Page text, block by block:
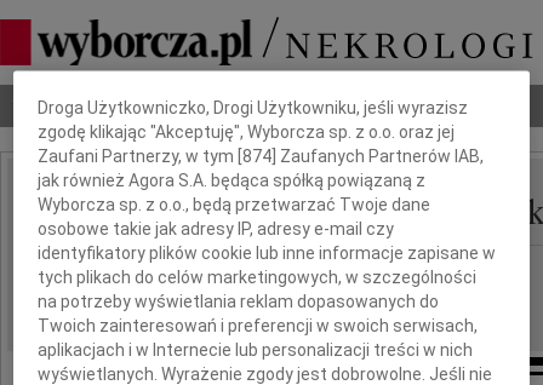
Nekrologi Odeszli Poradnik pogrzebowy
IMIĘ I NAZWISKO: Zdzisław Karol
REGION: Kraków
DATA EMISJI: 04.11.2022
Dbamy o Twoją prywatność
Droga Użytkowniczko, Drogi Użytkowniku, jeśli wyrazisz
zgodę klikając "Akceptuję", Wyborcza sp. z o.o. oraz jej
Zaufani Partnerzy, w tym [874 ] Zaufanych Partnerów IAB,
jak również Agora S.A. będąca spółką powiązaną z
Wyborcza sp. z o.o., będą przetwarzać Twoje dane
osobowe takie jak adresy IP, adresy e-mail czy
identyfikatory plików cookie lub inne informacje zapisane w
tych plikach do celów marketingowych, w szczególności
na potrzeby wyświetlania reklam dopasowanych do
Twoich zainteresowań i preferencji w swoich serwisach,
aplikacjach i w Internecie lub personalizacji treści w nich
wyświetlanych. Wyrażenie zgody jest dobrowolne. Jeśli nie